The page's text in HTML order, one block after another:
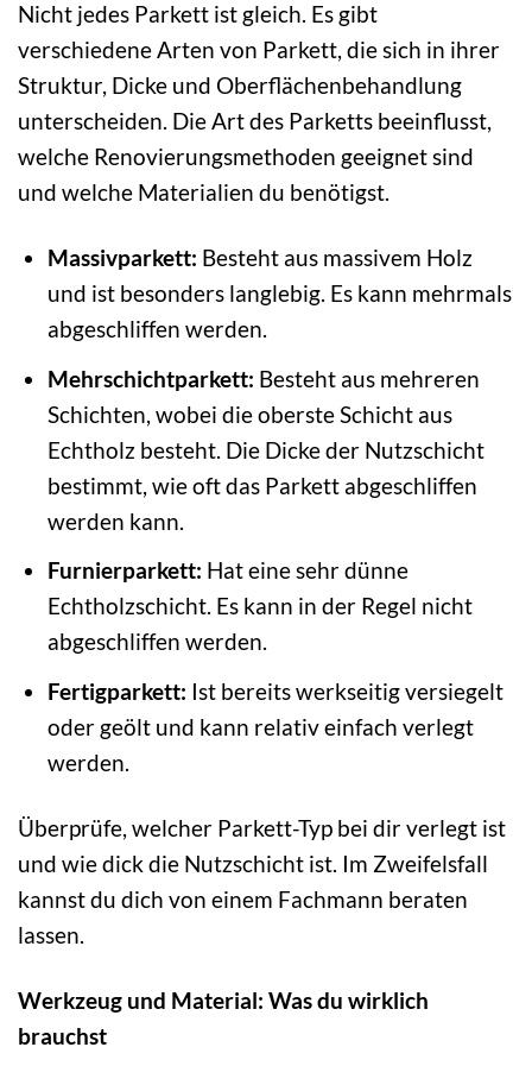
Nicht jedes Parkett ist gleich. Es gibt
verschiedene Arten von Parkett, die sich in ihrer
Struktur, Dicke und Oberflächenbehandlung
unterscheiden. Die Art des Parketts beeinflusst,
welche Renovierungsmethoden geeignet sind
und welche Materialien du benötigst.
Massivparkett: Besteht aus massivem Holz
und ist besonders langlebig. Es kann mehrmals
abgeschliffen werden.
Mehrschichtparkett: Besteht aus mehreren
Schichten, wobei die oberste Schicht aus
Echtholz besteht. Die Dicke der Nutzschicht
bestimmt, wie oft das Parkett abgeschliffen
werden kann.
Furnierparkett: Hat eine sehr dünne
Echtholzschicht. Es kann in der Regel nicht
abgeschliffen werden.
Fertigparkett: Ist bereits werkseitig versiegelt
oder geölt und kann relativ einfach verlegt
werden.
Überprüfe, welcher Parkett-Typ bei dir verlegt ist
und wie dick die Nutzschicht ist. Im Zweifelsfall
kannst du dich von einem Fachmann beraten
lassen.
Werkzeug und Material: Was du wirklich
brauchst